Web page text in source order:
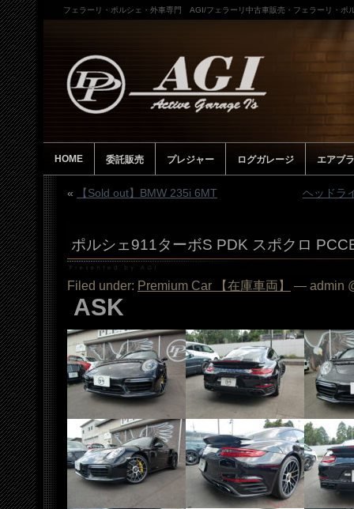
フェラーリ・ポルシェ・外車専門 AGI/フェラーリ中古車販売・フェラーリ・ポ
HOME 委託販売 プレジャー ログガレージ エアブ
« 【Sold out】BMW 235i 6MT ヘッドラ
ポルシェ911ターボS PDK スポクロ
Filed under: Premium Car 【在庫車両】 — admin
ASK